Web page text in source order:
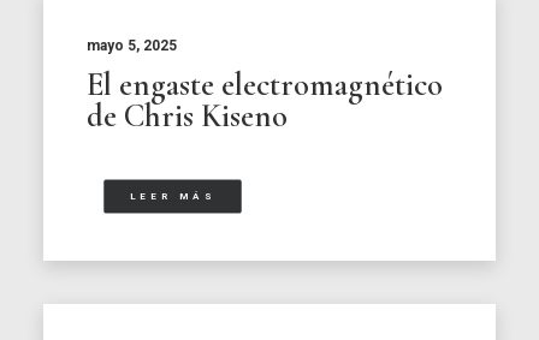
mayo 5, 2025
El engaste electromagnético
de Chris Kiseno
LEER MÁS